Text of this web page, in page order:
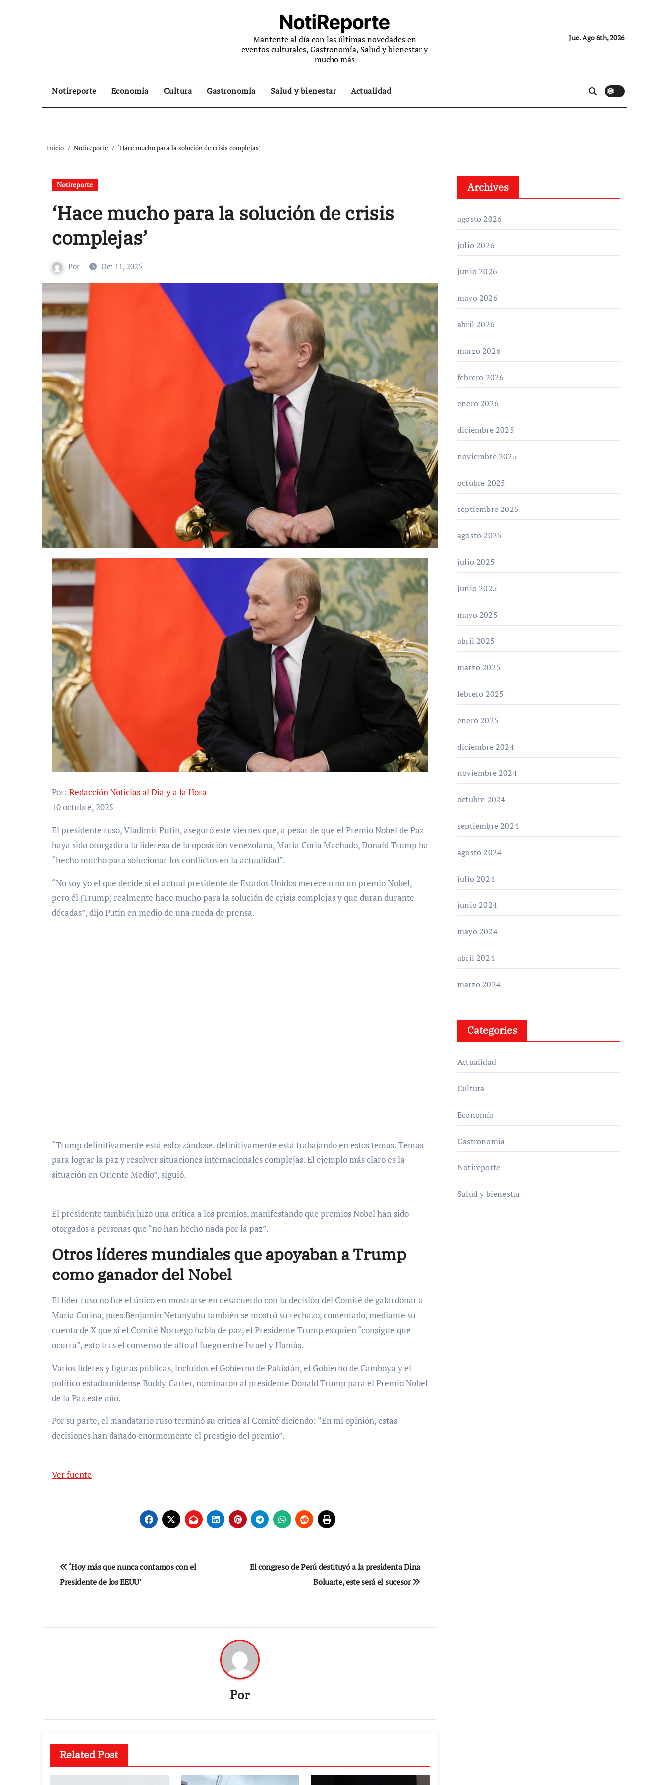
NotiReporte
Mantente al día con las últimas novedades en
eventos culturales, Gastronomía, Salud y bienestar y
mucho más
Jue. Ago 6th, 2026
Notireporte Economía Cultura Gastronomía Salud y bienestar Actualidad
Inicio Notireporte ‘Hace mucho para la solución de crisis complejas’
Notireporte
‘Hace mucho para la solución de crisis
complejas’
Por Oct 11, 2025
Por: Redacción Noticias al Dia y a la Hora
10 octubre, 2025
El presidente ruso, Vladímir Putin, aseguró este viernes que, a pesar de que el Premio Nobel de Paz
haya sido otorgado a la lideresa de la oposición venezolana, María Coria Machado, Donald Trump ha
“hecho mucho para solucionar los conflictos en la actualidad”.
“No soy yo el que decide si el actual presidente de Estados Unidos merece o no un premio Nobel,
pero él (Trump) realmente hace mucho para la solución de crisis complejas y que duran durante
décadas”, dijo Putin en medio de una rueda de prensa.
“Trump definitivamente está esforzándose, definitivamente está trabajando en estos temas. Temas
para lograr la paz y resolver situaciones internacionales complejas. El ejemplo más claro es la
situación en Oriente Medio”, siguió.
El presidente también hizo una crítica a los premios, manifestando que premios Nobel han sido
otorgados a personas que “no han hecho nada por la paz”.
Otros líderes mundiales que apoyaban a Trump
como ganador del Nobel
El líder ruso no fue el único en mostrarse en desacuerdo con la decisión del Comité de galardonar a
María Corina, pues Benjamín Netanyahu también se mostró su rechazo, comentado, mediante su
cuenta de X que si el Comité Noruego habla de paz, el Presidente Trump es quien “consigue que
ocurra”, esto tras el consenso de alto al fuego entre Israel y Hamás.
Varios líderes y figuras públicas, incluidos el Gobierno de Pakistán, el Gobierno de Camboya y el
político estadounidense Buddy Carter, nominaron al presidente Donald Trump para el Premio Nobel
de la Paz este año.
Por su parte, el mandatario ruso terminó su critica al Comité diciendo: “En mi opinión, estas
decisiones han dañado enormemente el prestigio del premio”.
Ver fuente
Navegación
de
‘Hoy más que nunca contamos con el
Presidente de los EEUU’
El congreso de Perú destituyó a la presidenta Dina
Boluarte, este será el sucesor
Por
Related Post
Archives
agosto 2026
julio 2026
junio 2026
mayo 2026
abril 2026
marzo 2026
febrero 2026
enero 2026
diciembre 2025
noviembre 2025
octubre 2025
septiembre 2025
agosto 2025
julio 2025
junio 2025
mayo 2025
abril 2025
marzo 2025
febrero 2025
enero 2025
diciembre 2024
noviembre 2024
octubre 2024
septiembre 2024
agosto 2024
julio 2024
junio 2024
mayo 2024
abril 2024
marzo 2024
Categories
Actualidad
Cultura
Economía
Gastronomía
Notireporte
Salud y bienestar